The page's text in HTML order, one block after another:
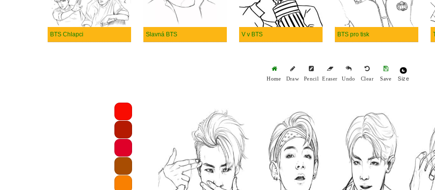
BTS Chlapci Slavná BTS V v BTS BTS pro tisk
Home Draw Pencil Eraser Undo Clear Save Size